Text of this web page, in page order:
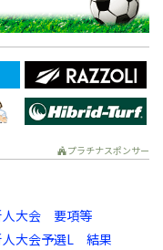
プラチナスポンサー
大会 要項等
大会予選L 結果